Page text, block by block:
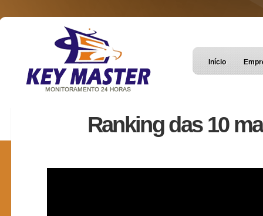
Início
Ranking das 10